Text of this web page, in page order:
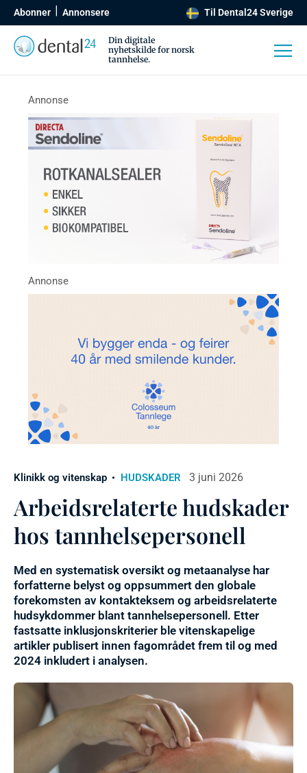
Abonner Annonsere Til Dental24 Sverige
Din digitale
nyhetskilde for norsk
tannhelse.
Klinikk og vitenskap HUDSKADER 3 juni 2026
Arbeidsrelaterte hudskader
hos tannhelsepersonell
Med en systematisk oversikt og metaanalyse har
forfatterne belyst og oppsummert den globale
forekomsten av kontakteksem og arbeidsrelaterte
hudsykdommer blant tannhelsepersonell. Etter
fastsatte inklusjonskriterier ble vitenskapelige
artikler publisert innen fagområdet frem til og med
2024 inkludert i analysen.